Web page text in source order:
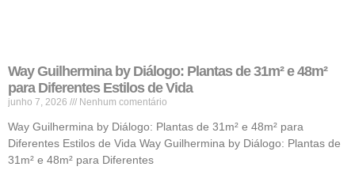
Way Guilhermina by Diálogo: Plantas de 31m² e 48m²
para Diferentes Estilos de Vida
junho 7, 2026 Nenhum comentário
Way Guilhermina by Diálogo: Plantas de 31m² e 48m² para
Diferentes Estilos de Vida Way Guilhermina by Diálogo: Plantas de
31m² e 48m² para Diferentes